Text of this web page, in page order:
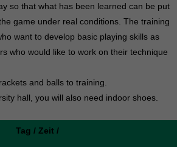
so that what has been learned can be put
game under real conditions. The training
want to develop basic playing skills as
who would like to work on their technique
and balls to training.
hall, you will also need indoor shoes.
Tag / Zeit /